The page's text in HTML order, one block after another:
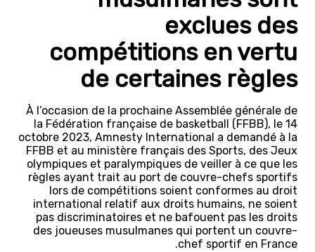
exclues des
compétitions en vertu
de certaines règles
À l’occasion de la prochaine Assemblée générale de
la Fédération française de basketball (FFBB), le 14
octobre 2023, Amnesty International a demandé à la
FFBB et au ministère français des Sports, des Jeux
olympiques et paralympiques de veiller à ce que les
règles ayant trait au port de couvre-chefs sportifs
lors de compétitions soient conformes au droit
international relatif aux droits humains, ne soient
pas discriminatoires et ne bafouent pas les droits
des joueuses musulmanes qui portent un couvre-
chef sportif en France.